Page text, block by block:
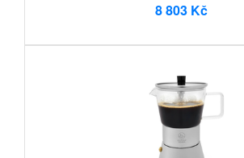
8 803 Kč